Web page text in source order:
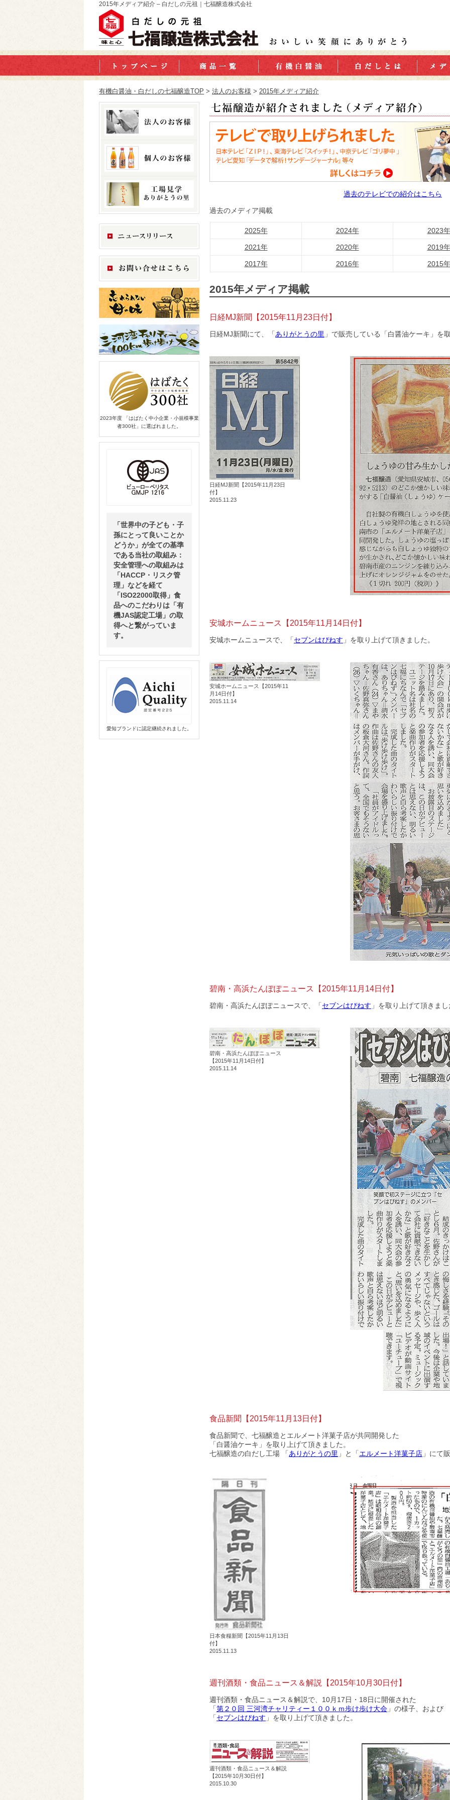
2015年メディア紹介 – 白だしの元祖｜七福醸造株式会社
有機白醤油・白だしの七福醸造TOP > 法人のお客様 > 2015年メディア紹介
過去のテレビでの紹介はこちら
過去のメディア掲載
2025年 2024年 2023年
2021年 2020年 2019年
2017年 2016年 2015年
2015年メディア掲載
日経MJ新聞【2015年11月23日付】
日経MJ新聞にて、「ありがとうの里 」で販売している「白醤油ケーキ」を
日経MJ新聞【2015年11月23日
付】
2015.11.23
安城ホームニュース【2015年11月14日付】
安城ホームニュースで、「セブンはぴねす 」を取り上げて頂きました。
安城ホームニュース【2015年11
月14日付】
2015.11.14
碧南・高浜たんぽぽニュース【2015年11月14日付】
碧南・高浜たんぽぽニュースで、「セブンはぴねす 」を取り上げて頂きま
碧南・高浜たんぽぽニュース
【2015年11月14日付】
2015.11.14
食品新聞【2015年11月13日付】
食品新聞で、七福醸造とエルメート洋菓子店が共同開発した
「白醤油ケーキ」を取り上げて頂きました。
七福醸造の白だし工場 「ありがとうの里 」と「エルメート洋菓子店 」にて
日本食糧新聞【2015年11月13日
付】
2015.11.13
週刊酒類・食品ニュース＆解説【2015年10月30日付】
週刊酒類・食品ニュース＆解説で、10月17日・18日に開催された
「第２０回 三河湾チャリティー１００ｋｍ歩け歩け大会 」の様子、および
「セブンはぴねす 」を取り上げて頂きました。
週刊酒類・食品ニュース＆解説
【2015年10月30日付】
2015.10.30
2023年度 「はばたく中小企業・小規模事業
者300社」に選ばれました。
「世界中の子ども・子
孫にとって良いことか
どうか」が全ての基準
である当社の取組み：
安全管理への取組みは
「HACCP・リスク管
理」などを経て
「ISO22000取得」食
品へのこだわりは「有
機JAS認定工場」の取
得へと繋がっていま
す。
愛知ブランドに認定継続されました。